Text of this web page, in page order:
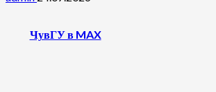
ЧувГУ в MAX